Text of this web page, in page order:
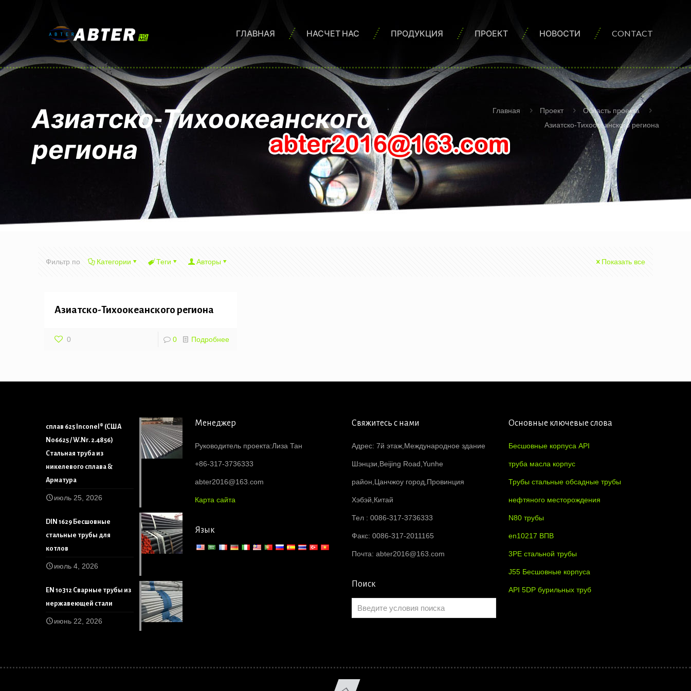
ГЛАВНАЯ НАСЧЕТ НАС ПРОДУКЦИЯ ПРОЕКТ НОВОСТИ CONTACT
Азиатско-Тихоокеанского
региона
Главная Проект
Область проекта
Азиатско-Тихоокеанского региона
Фильтр по Категории Теги Авторы Показать все
Азиатско-Тихоокеанского региона
0 0 Подробнее
сплав 625 Inconel® (США
N06625 / W.Nr. 2.4856)
Стальная труба из
никелевого сплава &
Арматура
июль 25, 2026
DIN 1629 Бесшовные
стальные трубы для
котлов
июль 4, 2026
EN 10312 Сварные трубы из
нержавеющей стали
июнь 22, 2026
Менеджер
Руководитель проекта:Лиза Тан
+86-317-3736333
abter2016@163.com
Карта сайта
Язык
Свяжитесь с нами
Адрес: 7й этаж,Международное здание
Шэнцзи,Beijing Road,Yunhe
район,Цанчжоу город,Провинция
Хэбэй,Китай
Тел : 0086-317-3736333
Факс: 0086-317-2011165
Почта: abter2016@163.com
Поиск
Основные ключевые слова
Бесшовные корпуса API
труба масла корпус
Трубы стальные обсадные трубы
нефтяного месторождения
N80 трубы
en10217 ВПВ
3PE стальной трубы
J55 Бесшовные корпуса
API 5DP бурильных труб